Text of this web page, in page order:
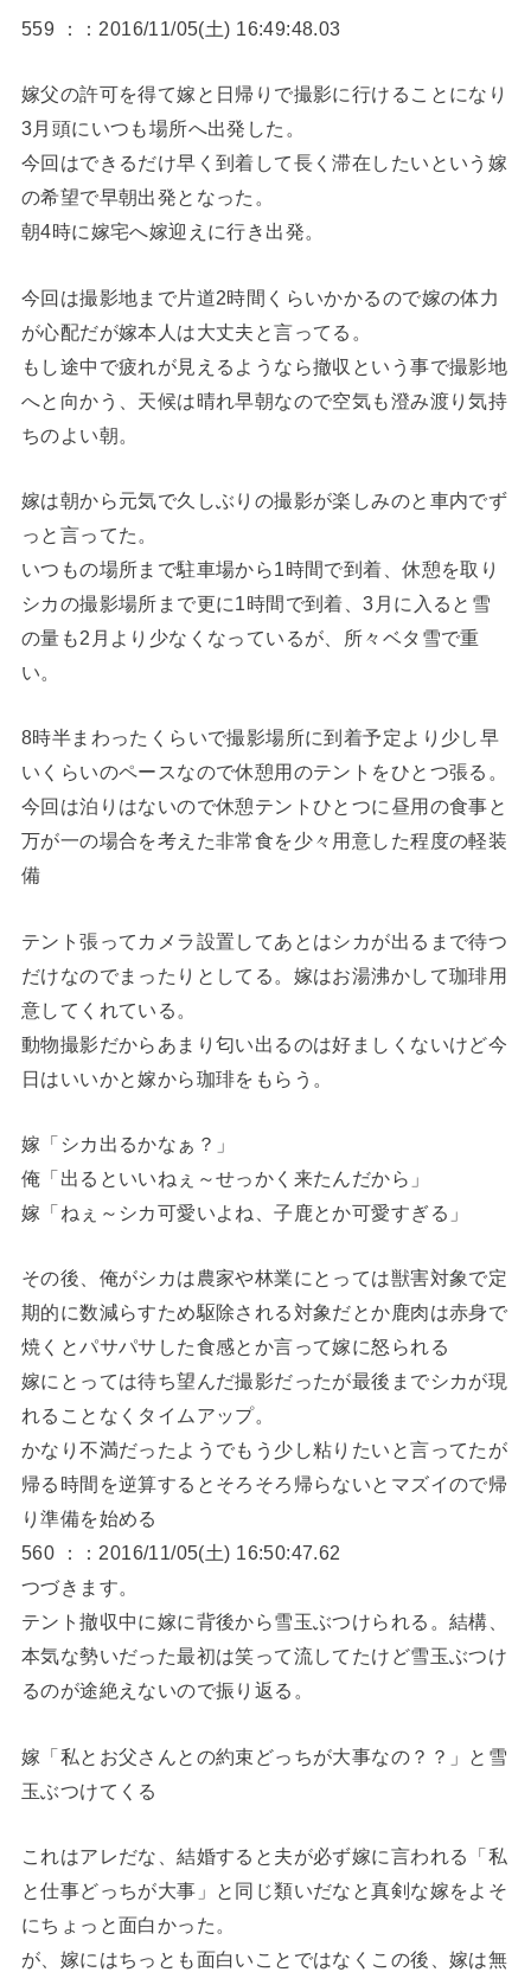
559 ：：2016/11/05(土) 16:49:48.03
嫁父の許可を得て嫁と日帰りで撮影に行けることになり
3月頭にいつも場所へ出発した。
今回はできるだけ早く到着して長く滞在したいという嫁
の希望で早朝出発となった。
朝4時に嫁宅へ嫁迎えに行き出発。
今回は撮影地まで片道2時間くらいかかるので嫁の体力
が心配だが嫁本人は大丈夫と言ってる。
もし途中で疲れが見えるようなら撤収という事で撮影地
へと向かう、天候は晴れ早朝なので空気も澄み渡り気持
ちのよい朝。
嫁は朝から元気で久しぶりの撮影が楽しみのと車内でず
っと言ってた。
いつもの場所まで駐車場から1時間で到着、休憩を取り
シカの撮影場所まで更に1時間で到着、3月に入ると雪
の量も2月より少なくなっているが、所々ベタ雪で重
い。
8時半まわったくらいで撮影場所に到着予定より少し早
いくらいのペースなので休憩用のテントをひとつ張る。
今回は泊りはないので休憩テントひとつに昼用の食事と
万が一の場合を考えた非常食を少々用意した程度の軽装
備
テント張ってカメラ設置してあとはシカが出るまで待つ
だけなのでまったりとしてる。嫁はお湯沸かして珈琲用
意してくれている。
動物撮影だからあまり匂い出るのは好ましくないけど今
日はいいかと嫁から珈琲をもらう。
嫁「シカ出るかなぁ？」
俺「出るといいねぇ～せっかく来たんだから」
嫁「ねぇ～シカ可愛いよね、子鹿とか可愛すぎる」
その後、俺がシカは農家や林業にとっては獣害対象で定
期的に数減らすため駆除される対象だとか鹿肉は赤身で
焼くとパサパサした食感とか言って嫁に怒られる
嫁にとっては待ち望んだ撮影だったが最後までシカが現
れることなくタイムアップ。
かなり不満だったようでもう少し粘りたいと言ってたが
帰る時間を逆算するとそろそろ帰らないとマズイので帰
り準備を始める
560 ：：2016/11/05(土) 16:50:47.62
つづきます。
テント撤収中に嫁に背後から雪玉ぶつけられる。結構、
本気な勢いだった最初は笑って流してたけど雪玉ぶつけ
るのが途絶えないので振り返る。
嫁「私とお父さんとの約束どっちが大事なの？？」と雪
玉ぶつけてくる
これはアレだな、結婚すると夫が必ず嫁に言われる「私
と仕事どっちが大事」と同じ類いだなと真剣な嫁をよそ
にちょっと面白かった。
が、嫁にはちっとも面白いことではなくこの後、嫁は無